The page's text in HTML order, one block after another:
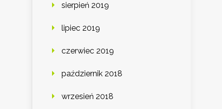
sierpień 2019
lipiec 2019
czerwiec 2019
październik 2018
wrzesień 2018